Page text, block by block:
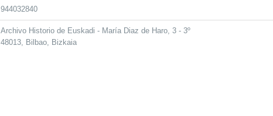
944032840
Archivo Historio de Euskadi - María Diaz de Haro, 3 - 3º
48013, Bilbao, Bizkaia